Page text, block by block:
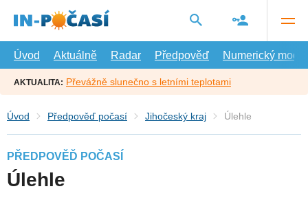
hlavní
Úvod
Aktuálně Radar Předpověď Numerický model
AKTUALITA: Převážně slunečno s letními teplotami
Úvod Předpověď počasí Jihočeský kraj Úlehle
PŘEDPOVĚĎ POČASÍ
Úlehle